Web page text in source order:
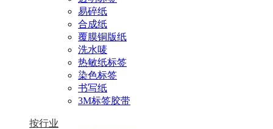
易碎纸
合成纸
覆膜铜版纸
洗水唛
热敏纸标签
染色标签
书写纸
3M标签胶带
按行业